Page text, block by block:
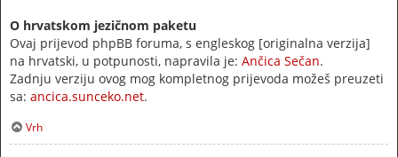
O hrvatskom jezičnom paketu
Ovaj prijevod phpBB foruma, s engleskog [originalna verzija]
na hrvatski, u potpunosti, napravila je: Ančica Sečan.
Zadnju verziju ovog mog kompletnog prijevoda možeš preuzeti
sa: ancica.sunceko.net.
Vrh